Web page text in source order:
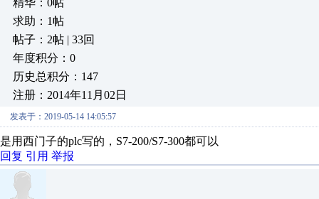
求助：1帖
帖子：2帖 | 33回
年度积分：0
历史总积分：147
注册：2014年11月02日
发表于：2019-05-14 14:05:57
是用西门子的plc写的，S7-200/S7-300都可以
回复 引用 举报